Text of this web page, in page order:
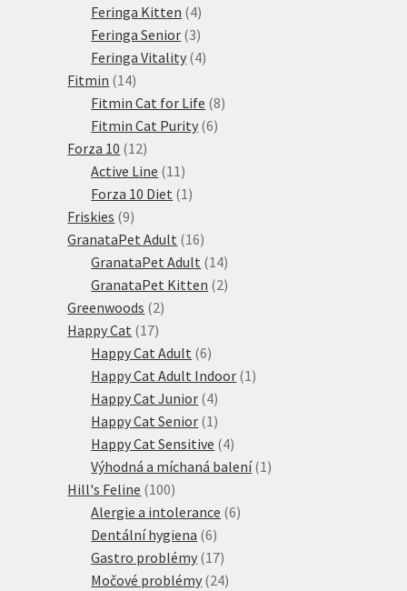
produktů
Feringa Kitten 44
produkty
Feringa Senior 33
produkty
Feringa Vitality 44
Fitmin 1414
produktů
Fitmin Cat for Life 88
Fitmin Cat Purity 66
Forza 10 1212
produktů
Active Line 11 11
produktů
Forza 10 Diet 1 1
Friskies 99
produktů
GranataPet Adult 1616
produktů
GranataPet Adult 1414
produktů
GranataPet Kitten 22
Greenwoods 22
Happy Cat 1717
produktů
Happy Cat Adult 66
produktů
Happy Cat Adult Indoor 1 1
Happy Cat Junior 44
produkty
Happy Cat Senior 1 1
produkt
Happy Cat Sensitive 44
produkty
Výhodná a míchaná balení 1 1
Hill's Feline 100100
produktů
Alergie a intolerance 66
Dentální hygiena 66
produktů
Gastro problémy 1717
produktů
Močové problémy 2424